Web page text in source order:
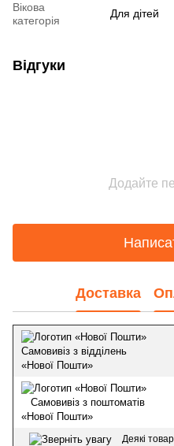
Вікова
категорія
Для дітей
Відгуки
Додайте
Доставка
Самовивіз з відділень
«Нової Пошти»
Самовивіз з поштоматів
«Нової Пошти»
Деякі